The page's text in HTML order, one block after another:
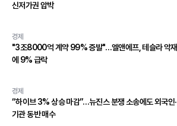
신저가권 압박
경제
"3조8000억 계약 99% 증발"…엘앤에프, 테슬라 악재
에 9% 급락
경제
“하이브 3% 상승 마감”…뉴진스 분쟁 소송에도 외국인·
기관 동반 매수